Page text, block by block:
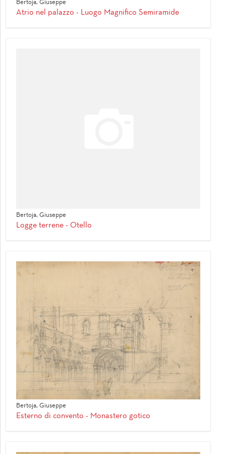
Bertoja, Giuseppe
Atrio nel palazzo - Luogo Magnifico Semiramide
Bertoja, Giuseppe
Logge terrene - Otello
Bertoja, Giuseppe
Esterno di convento - Monastero gotico